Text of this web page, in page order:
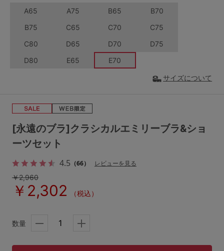
LL-EF
セールアイテム
お気に入り
ランキング
高評価レビューアイテム
WEB限定アイテム
特集ページ
[永遠のブラ]クラシカルエミリーブラ&ショ
ーツセット
4.5 （66）
レビューを見る
￥2,960
￥2,302 （税込）
A65 A75 B65
B70
B75
C65 C70
C75
C80
D65 D70
D75
D80
E65 E70
サイズについて
数量